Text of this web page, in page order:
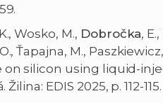
Wosko, M., Dobročka,
Ťapajna, M.,
silicon using liquid-
EDIS 2025, p. 112-